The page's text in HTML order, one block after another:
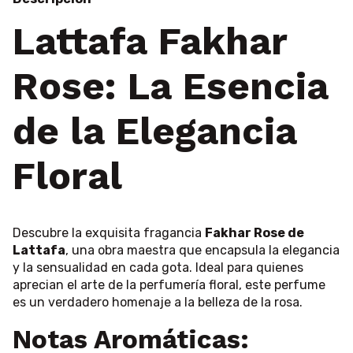
Lattafa Fakhar
Rose: La Esencia
de la Elegancia
Floral
Descubre la exquisita fragancia Fakhar Rose de
Lattafa, una obra maestra que encapsula la elegancia
y la sensualidad en cada gota. Ideal para quienes
aprecian el arte de la perfumería floral, este perfume
es un verdadero homenaje a la belleza de la rosa.
Notas Aromáticas: